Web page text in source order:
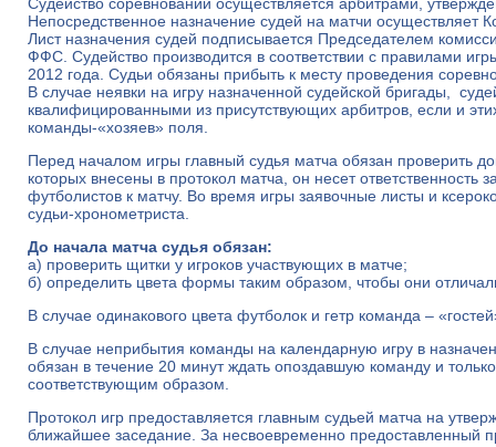
Непосредственное назначение судей на матчи осуществляет
Лист назначения судей подписывается Председателем
ФФС. Судейство производится в соответствии с правилами
2012 года. Судьи обязаны прибыть к месту проведения
В случае неявки на игру назначенной судейской бригады,
квалифицированными из присутствующих арбитров, если и
команды-«хозяев» поля.
Перед началом игры главный судья матча обязан проверить
которых внесены в протокол матча, он несет ответственность
футболистов к матчу. Во время игры заявочные листы и
судьи-хронометриста.
До начала матча судья обязан:
а) проверить щитки у игроков участвующих в матче;
б) определить цвета формы таким образом, чтобы они
В случае одинакового цвета футболок и гетр команда –
В случае неприбытия команды на календарную игру в
обязан в течение 20 минут ждать опоздавшую команду и
соответствующим образом.
Протокол игр предоставляется главным судьей матча на
ближайшее заседание. За несвоевременно предоставленный